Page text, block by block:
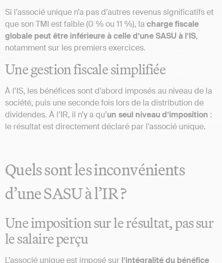
Si l’associé unique n’a pas d’autres revenus significatifs et
que son TMI est faible (0 % ou 11 %), la charge fiscale
globale peut être inférieure à celle d’une SASU à l’IS,
notamment sur les premiers exercices.
Une gestion fiscale simplifiée
À l’IS, les bénéfices sont d’abord imposés au niveau de la
société, puis une seconde fois lors de la distribution de
dividendes. À l’IR, il n’y a qu’un seul niveau d’imposition :
le résultat est directement déclaré par l’associé unique.
Quels sont les inconvénients
d’une SASU à l’IR ?
Une imposition sur le résultat, pas sur
le salaire perçu
L’associé unique est imposé sur l’intégralité du bénéfice